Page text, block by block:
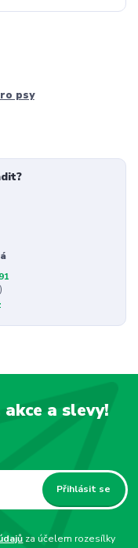
psy
a slevy!
Přihlásit se
za účelem rozesílky